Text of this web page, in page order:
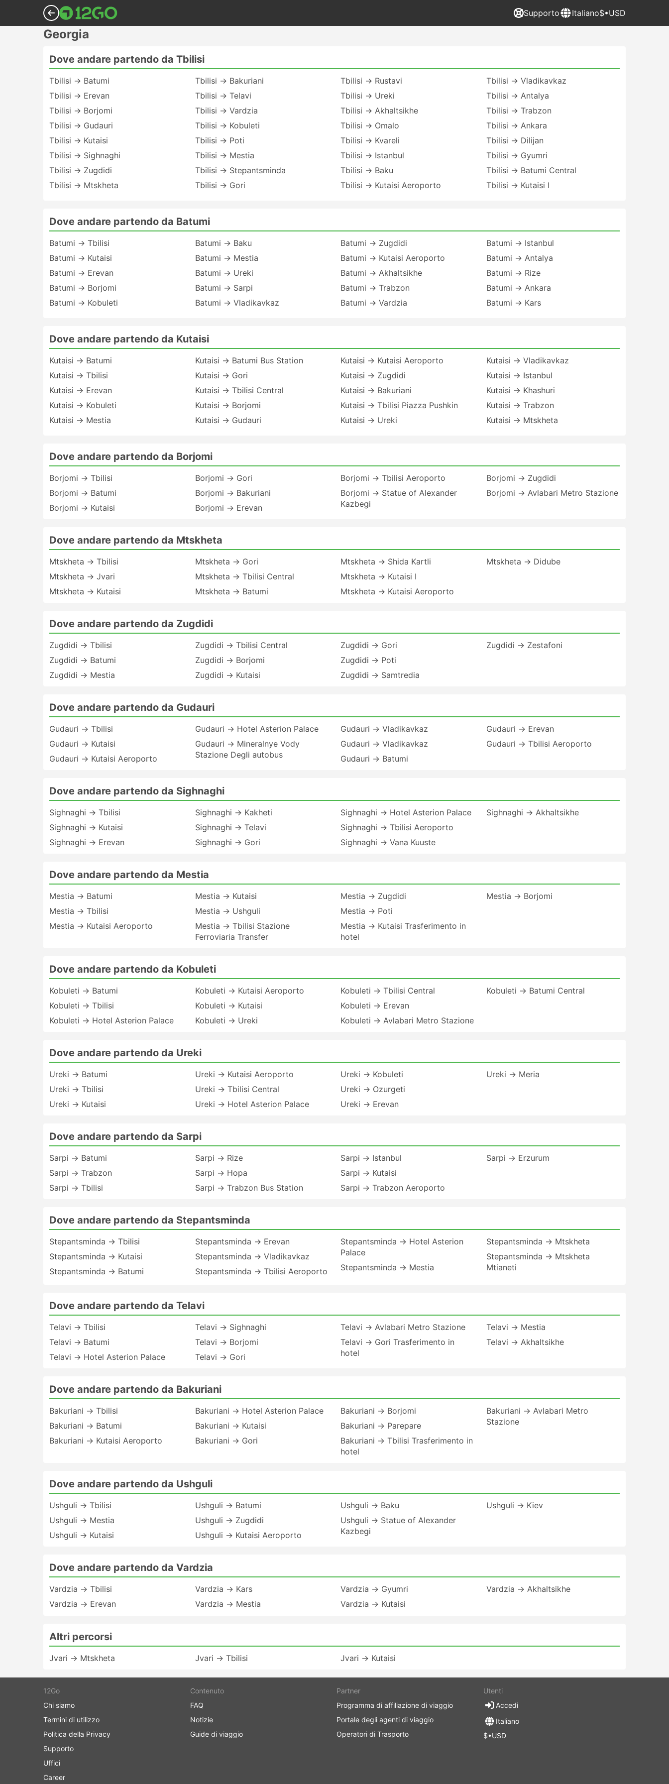
Supporto Italiano$•USD
Georgia
Dove andare partendo da Tbilisi
Tbilisi → Batumi
Tbilisi → Erevan
Tbilisi → Borjomi
Tbilisi → Gudauri
Tbilisi → Kutaisi
Tbilisi → Sighnaghi
Tbilisi → Zugdidi
Tbilisi → Mtskheta
Tbilisi → Bakuriani
Tbilisi → Telavi
Tbilisi → Vardzia
Tbilisi → Kobuleti
Tbilisi → Poti
Tbilisi → Mestia
Tbilisi → Stepantsminda
Tbilisi → Gori
Tbilisi → Rustavi
Tbilisi → Ureki
Tbilisi → Akhaltsikhe
Tbilisi → Omalo
Tbilisi → Kvareli
Tbilisi → Istanbul
Tbilisi → Baku
Tbilisi → Kutaisi Aeroporto
Tbilisi → Vladikavkaz
Tbilisi → Antalya
Tbilisi → Trabzon
Tbilisi → Ankara
Tbilisi → Dilijan
Tbilisi → Gyumri
Tbilisi → Batumi Central
Tbilisi → Kutaisi I
Dove andare partendo da Batumi
Batumi → Tbilisi
Batumi → Kutaisi
Batumi → Erevan
Batumi → Borjomi
Batumi → Kobuleti
Batumi → Baku
Batumi → Mestia
Batumi → Ureki
Batumi → Sarpi
Batumi → Vladikavkaz
Batumi → Zugdidi
Batumi → Kutaisi Aeroporto
Batumi → Akhaltsikhe
Batumi → Trabzon
Batumi → Vardzia
Batumi → Istanbul
Batumi → Antalya
Batumi → Rize
Batumi → Ankara
Batumi → Kars
Dove andare partendo da Kutaisi
Kutaisi → Batumi
Kutaisi → Tbilisi
Kutaisi → Erevan
Kutaisi → Kobuleti
Kutaisi → Mestia
Kutaisi → Batumi Bus Station
Kutaisi → Gori
Kutaisi → Tbilisi Central
Kutaisi → Borjomi
Kutaisi → Gudauri
Kutaisi → Kutaisi Aeroporto
Kutaisi → Zugdidi
Kutaisi → Bakuriani
Kutaisi → Tbilisi Piazza Pushkin
Kutaisi → Ureki
Kutaisi → Vladikavkaz
Kutaisi → Istanbul
Kutaisi → Khashuri
Kutaisi → Trabzon
Kutaisi → Mtskheta
Dove andare partendo da Borjomi
Borjomi → Tbilisi
Borjomi → Batumi
Borjomi → Kutaisi
Borjomi → Gori
Borjomi → Bakuriani
Borjomi → Erevan
Borjomi → Tbilisi Aeroporto
Borjomi → Statue of Alexander
Kazbegi
Borjomi → Zugdidi
Borjomi → Avlabari Metro Stazione
Dove andare partendo da Mtskheta
Mtskheta → Tbilisi
Mtskheta → Jvari
Mtskheta → Kutaisi
Mtskheta → Gori
Mtskheta → Tbilisi Central
Mtskheta → Batumi
Mtskheta → Shida Kartli
Mtskheta → Kutaisi I
Mtskheta → Kutaisi Aeroporto
Mtskheta → Didube
Dove andare partendo da Zugdidi
Zugdidi → Tbilisi
Zugdidi → Batumi
Zugdidi → Mestia
Zugdidi → Tbilisi Central
Zugdidi → Borjomi
Zugdidi → Kutaisi
Zugdidi → Gori
Zugdidi → Poti
Zugdidi → Samtredia
Zugdidi → Zestafoni
Dove andare partendo da Gudauri
Gudauri → Tbilisi
Gudauri → Kutaisi
Gudauri → Kutaisi Aeroporto
Gudauri → Hotel Asterion Palace
Gudauri → Mineralnye Vody
Stazione Degli autobus
Gudauri → Vladikavkaz
Gudauri → Vladikavkaz
Gudauri → Batumi
Gudauri → Erevan
Gudauri → Tbilisi Aeroporto
Dove andare partendo da Sighnaghi
Sighnaghi → Tbilisi
Sighnaghi → Kutaisi
Sighnaghi → Erevan
Sighnaghi → Kakheti
Sighnaghi → Telavi
Sighnaghi → Gori
Sighnaghi → Hotel Asterion Palace
Sighnaghi → Tbilisi Aeroporto
Sighnaghi → Vana Kuuste
Sighnaghi → Akhaltsikhe
Dove andare partendo da Mestia
Mestia → Batumi
Mestia → Tbilisi
Mestia → Kutaisi Aeroporto
Mestia → Kutaisi
Mestia → Ushguli
Mestia → Tbilisi Stazione
Ferroviaria Transfer
Mestia → Zugdidi
Mestia → Poti
Mestia → Kutaisi Trasferimento in
hotel
Mestia → Borjomi
Dove andare partendo da Kobuleti
Kobuleti → Batumi
Kobuleti → Tbilisi
Kobuleti → Hotel Asterion Palace
Kobuleti → Kutaisi Aeroporto
Kobuleti → Kutaisi
Kobuleti → Ureki
Kobuleti → Tbilisi Central
Kobuleti → Erevan
Kobuleti → Avlabari Metro Stazione
Kobuleti → Batumi Central
Dove andare partendo da Ureki
Ureki → Batumi
Ureki → Tbilisi
Ureki → Kutaisi
Ureki → Kutaisi Aeroporto
Ureki → Tbilisi Central
Ureki → Hotel Asterion Palace
Ureki → Kobuleti
Ureki → Ozurgeti
Ureki → Erevan
Ureki → Meria
Dove andare partendo da Sarpi
Sarpi → Batumi
Sarpi → Trabzon
Sarpi → Tbilisi
Sarpi → Rize
Sarpi → Hopa
Sarpi → Trabzon Bus Station
Sarpi → Istanbul
Sarpi → Kutaisi
Sarpi → Trabzon Aeroporto
Sarpi → Erzurum
Dove andare partendo da Stepantsminda
Stepantsminda → Tbilisi
Stepantsminda → Kutaisi
Stepantsminda → Batumi
Stepantsminda → Erevan
Stepantsminda → Vladikavkaz
Stepantsminda → Tbilisi Aeroporto
Stepantsminda → Hotel Asterion
Palace
Stepantsminda → Mestia
Stepantsminda → Mtskheta
Stepantsminda → Mtskheta
Mtianeti
Dove andare partendo da Telavi
Telavi → Tbilisi
Telavi → Batumi
Telavi → Hotel Asterion Palace
Telavi → Sighnaghi
Telavi → Borjomi
Telavi → Gori
Telavi → Avlabari Metro Stazione
Telavi → Gori Trasferimento in
hotel
Telavi → Mestia
Telavi → Akhaltsikhe
Dove andare partendo da Bakuriani
Bakuriani → Tbilisi
Bakuriani → Batumi
Bakuriani → Kutaisi Aeroporto
Bakuriani → Hotel Asterion Palace
Bakuriani → Kutaisi
Bakuriani → Gori
Bakuriani → Borjomi
Bakuriani → Parepare
Bakuriani → Tbilisi Trasferimento in
hotel
Bakuriani → Avlabari Metro
Stazione
Dove andare partendo da Ushguli
Ushguli → Tbilisi
Ushguli → Mestia
Ushguli → Kutaisi
Ushguli → Batumi
Ushguli → Zugdidi
Ushguli → Kutaisi Aeroporto
Ushguli → Baku
Ushguli → Statue of Alexander
Kazbegi
Ushguli → Kiev
Dove andare partendo da Vardzia
Vardzia → Tbilisi
Vardzia → Erevan
Vardzia → Kars
Vardzia → Mestia
Vardzia → Gyumri
Vardzia → Kutaisi
Vardzia → Akhaltsikhe
Altri percorsi
Jvari → Mtskheta Jvari → Tbilisi Jvari → Kutaisi
12Go
Chi siamo
Termini di utilizzo
Politica della Privacy
Supporto
Uffici
Career
Contenuto
FAQ
Notizie
Guide di viaggio
Partner
Programma di affiliazione di viaggio
Portale degli agenti di viaggio
Operatori di Trasporto
Utenti
Accedi
Italiano
$•USD